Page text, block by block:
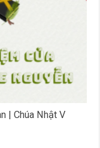
| Chúa Nhật V